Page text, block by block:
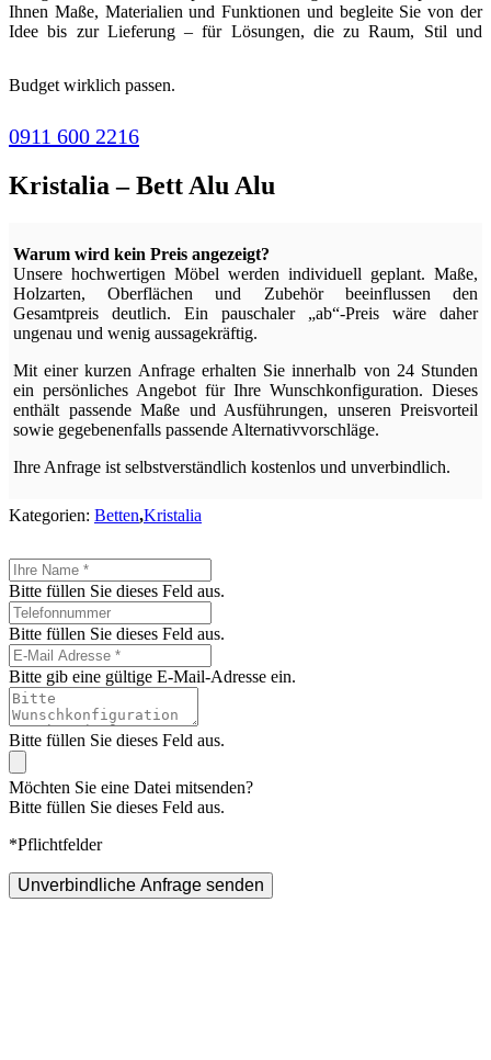
Ihnen Maße, Materialien und Funktionen und begleite Sie von der
Idee bis zur Lieferung – für Lösungen, die zu Raum, Stil und
Budget wirklich passen.
0911 600 2216
Kristalia – Bett Alu Alu
Warum wird kein Preis angezeigt?
Unsere hochwertigen Möbel werden individuell geplant. Maße,
Holzarten, Oberflächen und Zubehör beeinflussen den
Gesamtpreis deutlich. Ein pauschaler „ab“-Preis wäre daher
ungenau und wenig aussagekräftig.
Mit einer kurzen Anfrage erhalten Sie innerhalb von 24 Stunden
ein persönliches Angebot für Ihre Wunschkonfiguration. Dieses
enthält passende Maße und Ausführungen, unseren Preisvorteil
sowie gegebenenfalls passende Alternativvorschläge.
Ihre Anfrage ist selbstverständlich kostenlos und unverbindlich.
Kategorien: Betten,Kristalia
Bitte füllen Sie dieses Feld aus.
Bitte füllen Sie dieses Feld aus.
Bitte gib eine gültige E-Mail-Adresse ein.
Bitte füllen Sie dieses Feld aus.
Möchten Sie eine Datei mitsenden?
Bitte füllen Sie dieses Feld aus.
*Pflichtfelder
Unverbindliche Anfrage senden